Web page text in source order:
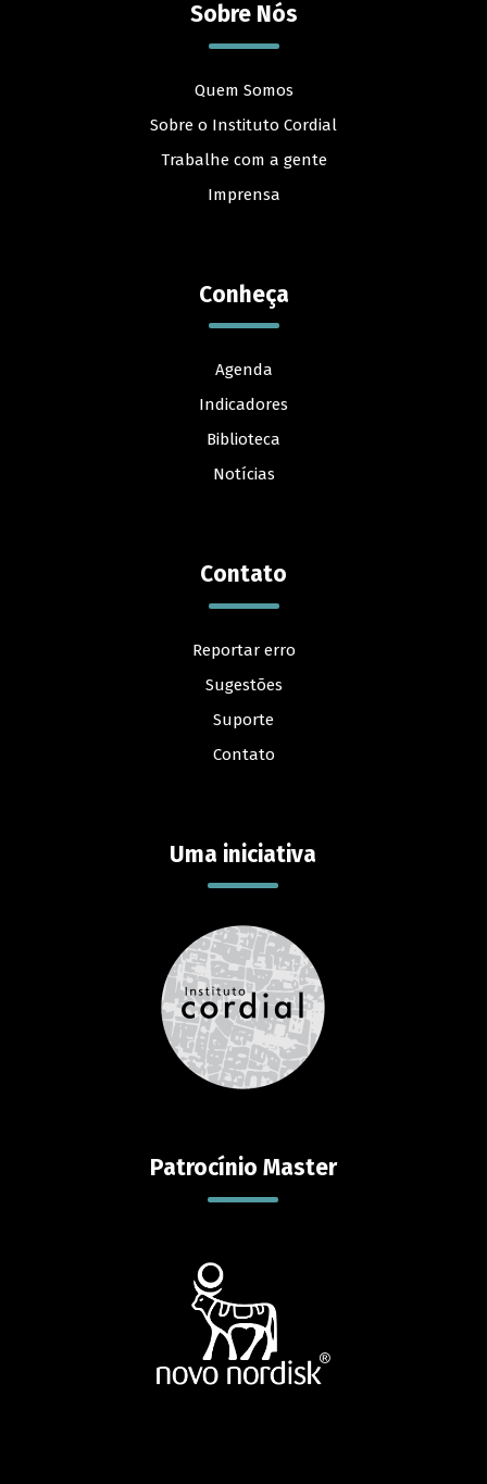
Uma iniciativa
Patrocínio Master
Sobre Nós
Quem Somos
Sobre o Instituto Cordial
Trabalhe com a gente
Imprensa
Conheça
Agenda
Indicadores
Biblioteca
Notícias
Contato
Reportar erro
Sugestões
Suporte
Contato